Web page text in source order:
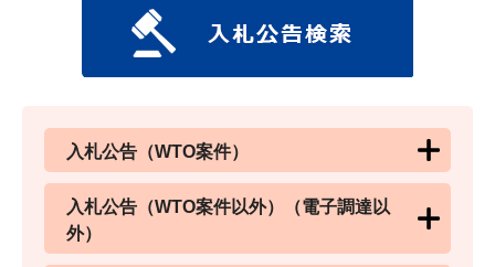
入札公告（WTO案件）
入札公告（WTO案件以外）（電子調達以
外）